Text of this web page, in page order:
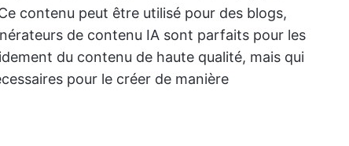
contenu peut être utilisé pour des blogs,
de contenu IA sont parfaits pour les
du contenu de haute qualité, mais qui
pour le créer de manière